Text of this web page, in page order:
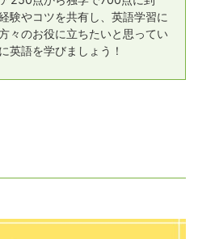
験やコツを共有し、英語学習に
々のお役に立ちたいと思ってい
英語を学びましょう！